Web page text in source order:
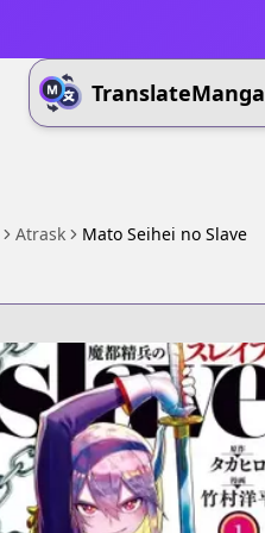
TranslateManga
Atrask Mato Seihei no Slave